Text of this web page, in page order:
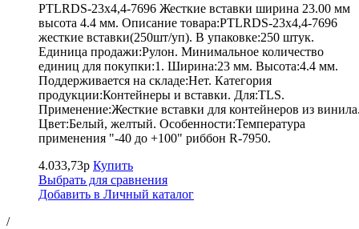
PTLRDS-23x4,4-7696 Жесткие вставки ширина 23.00 мм
высота 4.4 мм. Описание товара:PTLRDS-23x4,4-7696
жесткие вставки(250шт/уп). В упаковке:250 штук.
Единица продажи:Рулон. Минимальное количество
единиц для покупки:1. Ширина:23 мм. Высота:4.4 мм.
Поддерживается на складе:Нет. Категория
продукции:Контейнеры и вставки. Для:TLS.
Применение:Жесткие вставки для контейнеров из
Цвет:Белый, желтый. Особенности:Температура
применения "-40 до +100" риббон R-7950.
4.033,73р Купить
Выбрать для сравнения
Добавить в Личный каталог
/